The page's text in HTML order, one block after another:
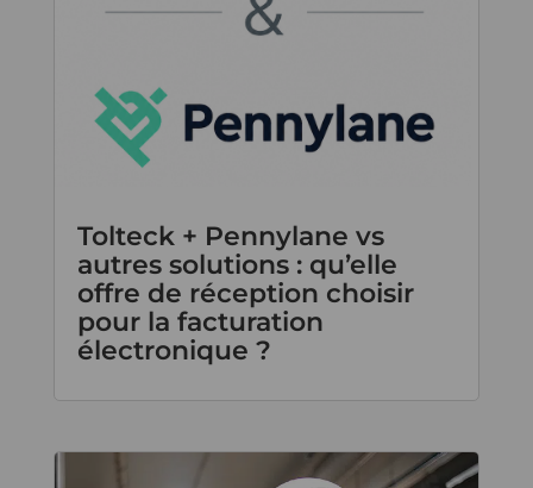
Tolteck + Pennylane vs
autres solutions : qu’elle
offre de réception choisir
pour la facturation
électronique ?